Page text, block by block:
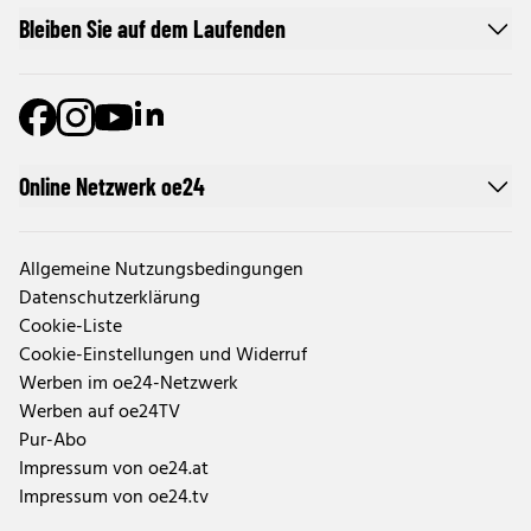
Online Netzwerk oe24
Allgemeine Nutzungsbedingungen
Datenschutzerklärung
Cookie-Liste
Cookie-Einstellungen und Widerruf
Werben im oe24-Netzwerk
Werben auf oe24TV
Pur-Abo
Impressum von oe24.at
Impressum von oe24.tv
Bleiben Sie auf dem Laufenden